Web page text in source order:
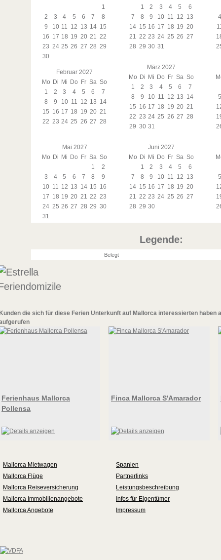
1
2
3 4 5 6 7
8
9
10 11 12 13 14 15
16 17 18 19 20 21 22
23 24 25 26 27 28 29
30
1
2 3 4 5
6
7
8 9 10 11 12 13
14 15 16 17 18 19 20
21 22 23 24 25 26 27
28 29 30 31
4
Februar 2027
Mo Di Mi Do Fr Sa So
1
2 3 4 5 6
7
8
9 10 11 12 13 14
15 16 17 18 19 20 21
22 23 24 25 26 27 28
März 2027
Mo Di Mi Do Fr Sa So
1
2 3 4 5 6
7
8
9 10 11 12 13 14
15 16 17 18 19 20 21
22 23 24 25 26 27 28
29 30 31
5
Mai 2027
Mo Di Mi Do Fr Sa So
1
2
3
4 5 6 7 8
9
10 11 12 13 14 15 16
17 18 19 20 21 22 23
24 25 26 27 28 29 30
31
Juni 2027
Mo Di Mi Do Fr Sa So
1
2 3 4 5
6
7
8 9 10 11 12 13
14 15 16 17 18 19 20
21 22 23 24 25 26 27
28 29 30
5
Legende:
Belegt
die sich für diese Ferien Unterkunft auf Mallorca interessierten haben
Ferienhaus Mallorca
Pollensa
Finca Mallorca S'Amarador
Mallorca Mietwagen
Mallorca Flüge
Mallorca Reiseversicherung
Mallorca Immobilienangebote
Mallorca Angebote
Spanien
Partnerlinks
Leistungsbeschreibung
Infos für Eigentümer
Impressum